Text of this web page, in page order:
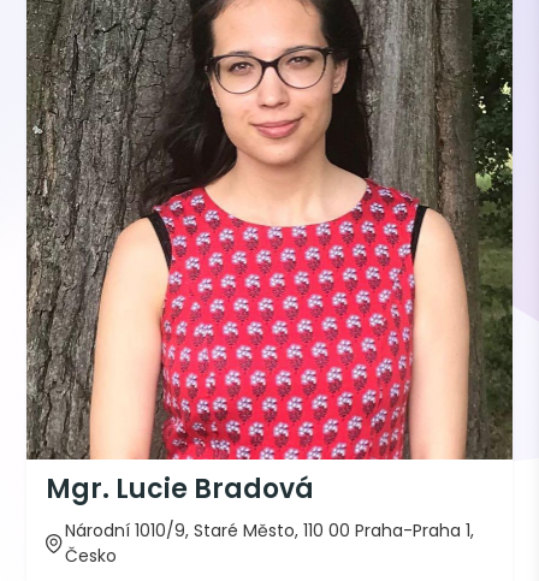
Mgr. Lucie Bradová
Národní 1010/9, Staré Město, 110 00 Praha-Praha 1,
Česko